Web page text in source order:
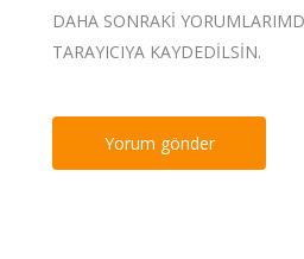
DAHA SONRAKI
TARAYICIYA KAYDEDILSIN.